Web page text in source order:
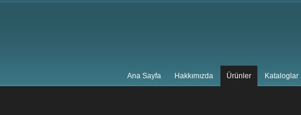
Ana Sayfa Hakkımızda Ürünler Kataloglar